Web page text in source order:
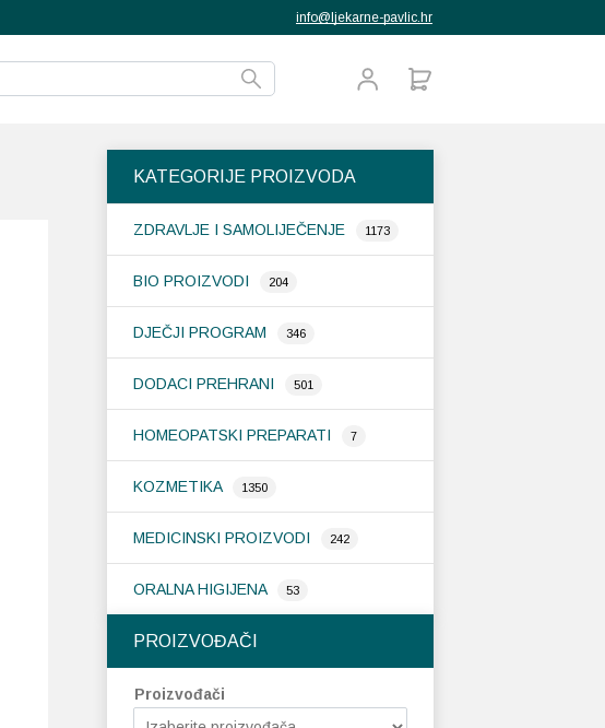
info@ljekarne-pavlic.hr
KATEGORIJE PROIZVODA
ZDRAVLJE I SAMOLIJEČENJE 1173
BIO PROIZVODI 204
DJEČJI PROGRAM 346
DODACI PREHRANI 501
HOMEOPATSKI PREPARATI 7
KOZMETIKA 1350
MEDICINSKI PROIZVODI 242
ORALNA HIGIJENA 53
PROIZVOĐAČI
Proizvođači